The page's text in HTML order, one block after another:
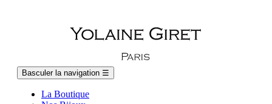
Basculer la navigation ☰
La Boutique